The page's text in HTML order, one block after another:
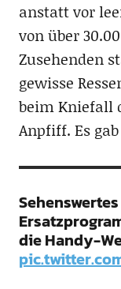
anstatt vor
von über
Zusehenden
gewisse
beim Kniefall
Anpfiff. Es
die Handy-